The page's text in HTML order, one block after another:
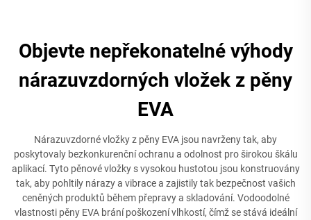
Objevte nepřekonatelné výhody
nárazuvzdorných vložek z pěny
EVA
Nárazuvzdorné vložky z pěny EVA jsou navrženy tak, aby
poskytovaly bezkonkurenční ochranu a odolnost pro širokou škálu
aplikací. Tyto pěnové vložky s vysokou hustotou jsou konstruovány
tak, aby pohltily nárazy a vibrace a zajistily tak bezpečnost vašich
ceněných produktů během přepravy a skladování. Vodoodolné
vlastnosti pěny EVA brání poškození vlhkostí, čímž se stává ideální